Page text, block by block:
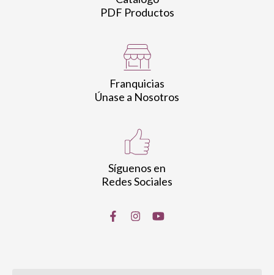
PDF Productos
Franquicias
Únase a Nosotros
Síguenos en
Redes Sociales